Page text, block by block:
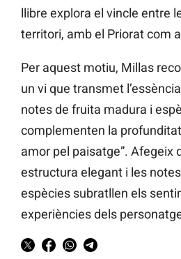
llibre explora el vincle entre
territori, amb el Priorat com
Per aquest motiu, Millas
un vi que transmet
notes de fruita madura i
complementen la
amor pel paisatge”. Afegeix
estructura elegant i les
espècies subratllen els
experiències dels